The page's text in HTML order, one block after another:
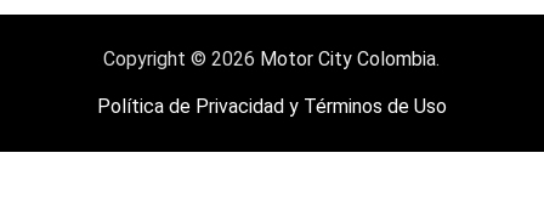
Copyright © 2026 Motor City Colombia.
Política de Privacidad y Términos de Uso